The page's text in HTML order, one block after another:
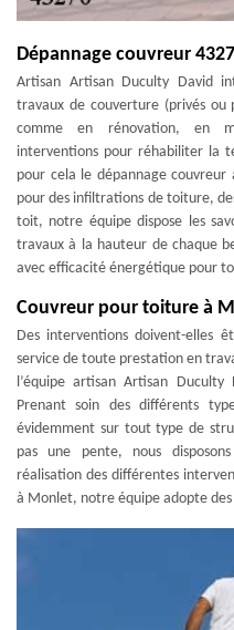
Dépannage couvreur
Artisan Artisan Duculty David
travaux de couverture (privés ou
comme en rénovation, en
interventions pour réhabiliter la
pour cela le dépannage
pour des infiltrations de toiture,
toit, notre équipe dispose les
travaux à la hauteur de chaque
avec efficacité énergétique pour
Couvreur pour toiture à
Des interventions doivent-elles
service de toute prestation en
l’équipe artisan Artisan
Prenant soin des différents
évidemment sur tout type de
pas une pente, nous
réalisation des différentes
à Monlet, notre équipe adopte